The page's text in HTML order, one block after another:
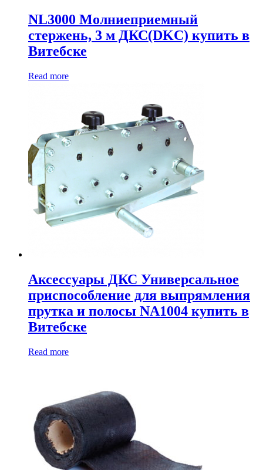
NL3000 Молниеприемный
стержень, 3 м ДКС(DKC) купить в
Витебске
Read more
Аксессуары ДКС Универсальное
приспособление для выпрямления
прутка и полосы NA1004 купить в
Витебске
Read more